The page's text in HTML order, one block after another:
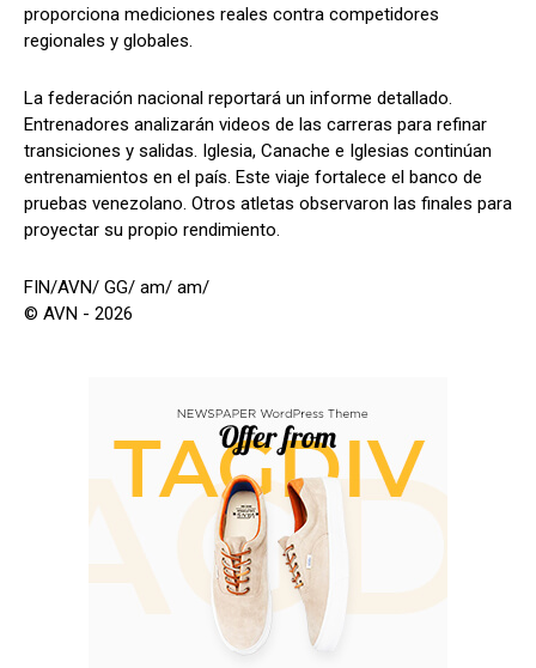
proporciona mediciones reales contra competidores
regionales y globales.
La federación nacional reportará un informe detallado.
Entrenadores analizarán videos de las carreras para refinar
transiciones y salidas. Iglesia, Canache e Iglesias continúan
entrenamientos en el país. Este viaje fortalece el banco de
pruebas venezolano. Otros atletas observaron las finales para
proyectar su propio rendimiento.
FIN/AVN/ GG/ am/ am/
© AVN - 2026